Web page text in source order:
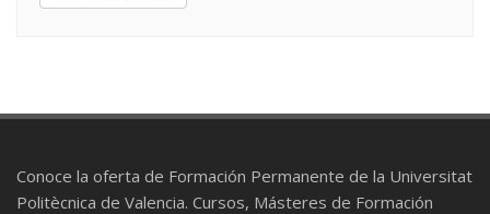
Conoce la oferta de Formación Permanente de la Universitat
Politècnica de Valencia. Cursos, Másteres de Formación